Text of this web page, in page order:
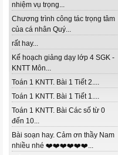
nhiệm vụ trọng...
Chương trình công tác trọng tâm
của cá nhân Quý...
rất hay...
Kế hoạch giảng dạy lớp 4 SGK -
KNTT Môn...
Toán 1 KNTT. Bài 1 Tiết 2....
Toán 1 KNTT. Bài 1 Tiết 1....
Toán 1 KNTT. Bài Các số từ 0
đến 10...
Bài soạn hay. Cảm ơn thầy Nam
nhiều nhé ❤️❤️❤️❤️❤️❤️...